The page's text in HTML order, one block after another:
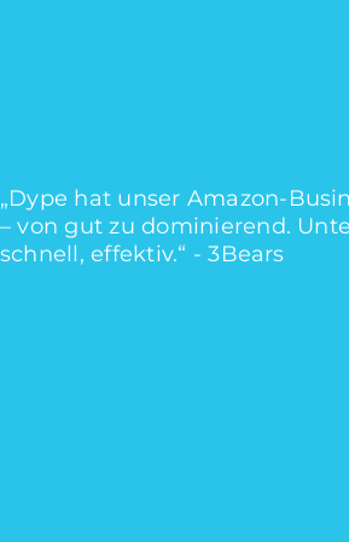
„Dype hat unser Amazon-
– von gut zu dominierend.
schnell, effektiv.“ -3Bears